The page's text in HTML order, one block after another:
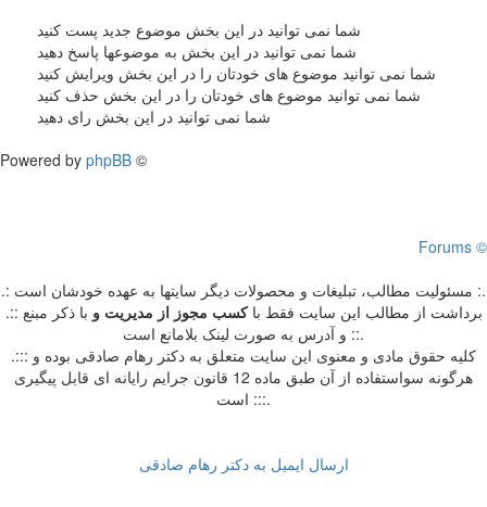
شما نمی توانید در این بخش موضوع جدید پست کنید
شما نمی توانید در این بخش به موضوعها پاسخ دهید
شما نمی توانید موضوع های خودتان را در این بخش ویرایش کنید
شما نمی توانید موضوع های خودتان را در این بخش حذف کنید
شما نمی توانید در این بخش رای دهید
Powered by phpBB ©
Forums ©
.: مسئوليت مطالب، تبليغات و محصولات ديگر سايتها به عهده خودشان است :.
.:: برداشت از مطالب اين سايت فقط باکسب مجوز از مدیریت و با ذکر مبنع
و آدرس به صورت لینک بلامانع است ::.
.::: کلیه حقوق مادی و معنوی این سایت متعلق به دکتر رهام صادقی بوده و
هرگونه سواستفاده از آن طبق ماده 12 قانون جرایم رایانه ای قابل پیگیری
است :::.
ارسال ایمیل به دکتر رهام صادقی